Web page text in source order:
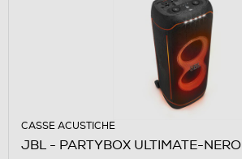
CASSE ACUSTICHE
JBL - PARTYBOX ULTIMATE-NERO